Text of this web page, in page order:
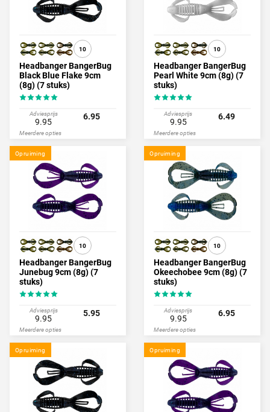
10
Headbanger BangerBug
Black Blue Flake 9cm
(8g) (7 stuks)
Adviesprijs
9.95
6.95
Meerdere opties
10
Headbanger BangerBug
Pearl White 9cm (8g) (7
stuks)
Adviesprijs
9.95
6.49
Meerdere opties
10
Opruiming
Headbanger BangerBug
Junebug 9cm (8g) (7
stuks)
Adviesprijs
9.95
5.95
Meerdere opties
10
Opruiming
Headbanger BangerBug
Okeechobee 9cm (8g) (7
stuks)
Adviesprijs
9.95
6.95
Meerdere opties
Opruiming Opruiming